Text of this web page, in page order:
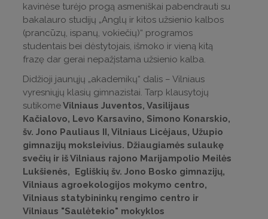
kavinėse turėjo progą asmeniškai pabendrauti su
bakalauro studijų „Anglų ir kitos užsienio kalbos
(prancūzų, ispanų, vokiečių)“ programos
studentais bei dėstytojais, išmoko ir vieną kitą
frazę dar gerai nepažįstama užsienio kalba.
Didžioji jaunųjų „akademikų“ dalis – Vilniaus
vyresniųjų klasių gimnazistai. Tarp klausytojų
sutikomeVilniaus Juventos, Vasilijaus
Kačialovo, Levo Karsavino, Simono Konarskio,
šv. Jono Pauliaus II, Vilniaus Licėjaus, Užupio
gimnazijų moksleivius. Džiaugiamės sulaukę
svečių ir iš Vilniaus rajono Marijampolio Meilės
Lukšienės, Egliškių šv. Jono Bosko gimnazijų,
Vilniaus agroekologijos mokymo centro,
Vilniaus statybininkų rengimo centro ir
Vilniaus "Saulėtekio" mokyklos